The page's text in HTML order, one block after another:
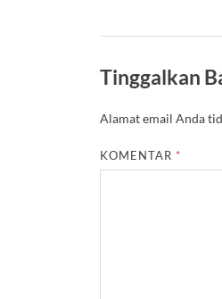
Tinggalkan
Alamat email Anda
KOMENTAR *